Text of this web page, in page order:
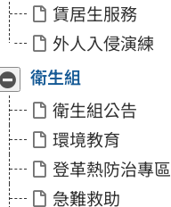
賃居生服務
外人入侵演練
收
合
「衛
組」
展
開
「衛
組」
衛生組
衛生組公告
環境教育
登革熱防治專區
急難救助